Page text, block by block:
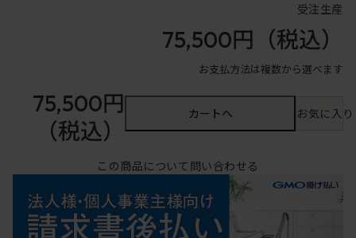
受注生産
75,500円 （税込）
お支払方法は複数から選べます
75,500円
（税込）
カートへ お気に入
この商品について問い合わせる